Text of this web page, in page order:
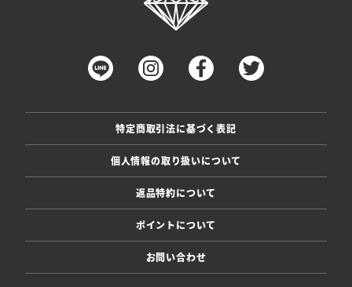
特定商取引法に基づく表記
個人情報の取り扱いについて
返品特約について
ポイントについて
お問い合わせ